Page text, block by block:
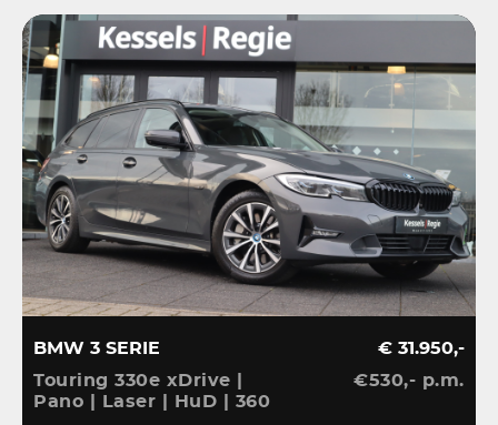
BMW 3 SERIE
Touring 330e xDrive |
Pano | Laser | HuD | 360
€ 31.950,-
€530,- p.m.